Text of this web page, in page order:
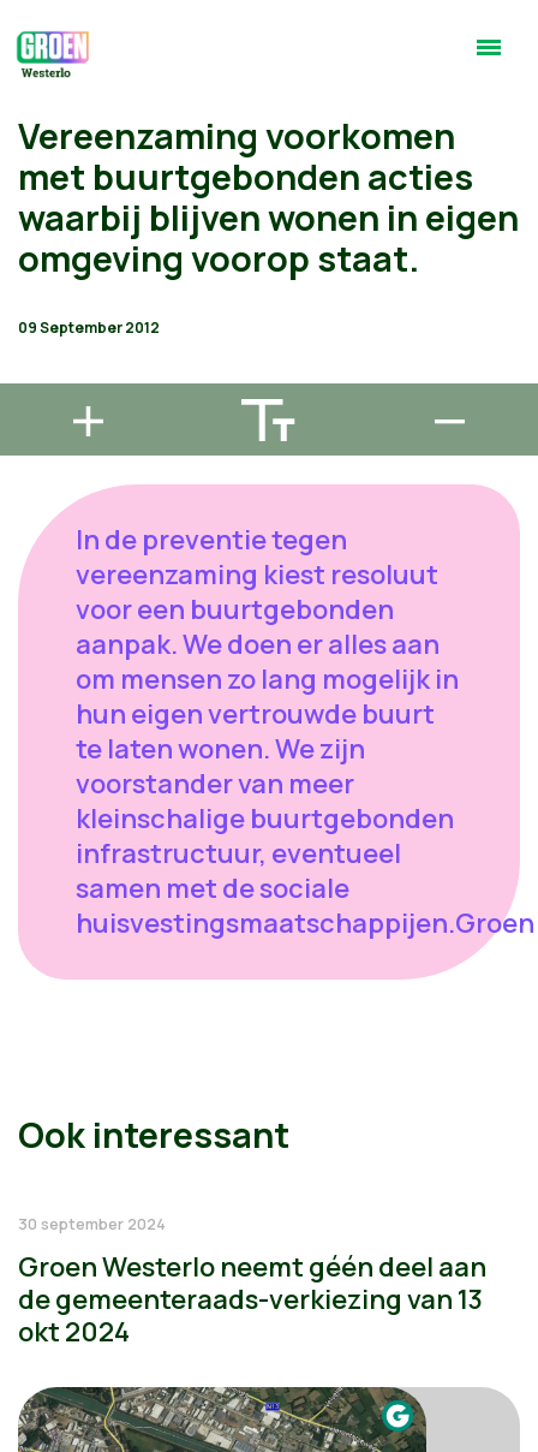
Vereenzaming voorkomen
met buurtgebonden acties
waarbij blijven wonen in eigen
omgeving voorop staat.
09 September 2012
In de preventie tegen
vereenzaming kiest resoluut
voor een buurtgebonden
aanpak. We doen er alles aan
om mensen zo lang mogelijk in
hun eigen vertrouwde buurt
te laten wonen. We zijn
voorstander van meer
kleinschalige buurtgebonden
infrastructuur, eventueel
samen met de sociale
huisvestingsmaatschappijen.Groen
Ook interessant
30 september 2024
Groen Westerlo neemt géén deel aan
de gemeenteraads-verkiezing van 13
okt 2024